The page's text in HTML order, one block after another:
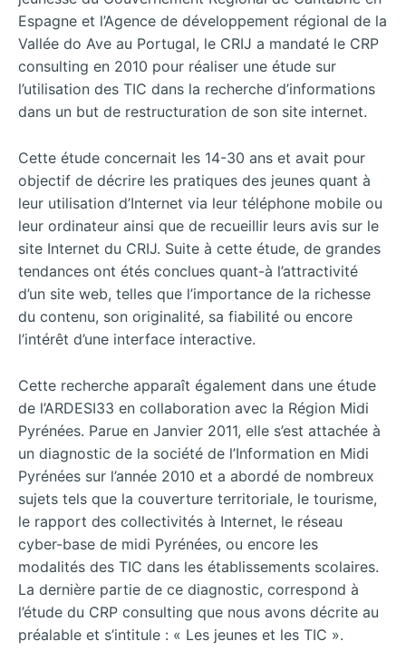
Espagne et l’Agence de développement régional de la
Vallée do Ave au Portugal, le CRIJ a mandaté le CRP
consulting en 2010 pour réaliser une étude sur
l’utilisation des TIC dans la recherche d’informations
dans un but de restructuration de son site internet.
Cette étude concernait les 14-30 ans et avait pour
objectif de décrire les pratiques des jeunes quant à
leur utilisation d’Internet via leur téléphone mobile ou
leur ordinateur ainsi que de recueillir leurs avis sur le
site Internet du CRIJ. Suite à cette étude, de grandes
tendances ont étés conclues quant-à l’attractivité
d’un site web, telles que l’importance de la richesse
du contenu, son originalité, sa fiabilité ou encore
l’intérêt d’une interface interactive.
Cette recherche apparaît également dans une étude
de l’ARDESI33 en collaboration avec la Région Midi
Pyrénées. Parue en Janvier 2011, elle s’est attachée à
un diagnostic de la société de l’Information en Midi
Pyrénées sur l’année 2010 et a abordé de nombreux
sujets tels que la couverture territoriale, le tourisme,
le rapport des collectivités à Internet, le réseau
cyber-base de midi Pyrénées, ou encore les
modalités des TIC dans les établissements scolaires.
La dernière partie de ce diagnostic, correspond à
l’étude du CRP consulting que nous avons décrite au
préalable et s’intitule : « Les jeunes et les TIC ».